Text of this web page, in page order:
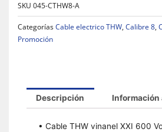
SKU 045-CTHW8-A
CategoríasCable electrico THW, Calibre 8,
Promoción
Descripción Información
• Cable THW vinanel XXI 600